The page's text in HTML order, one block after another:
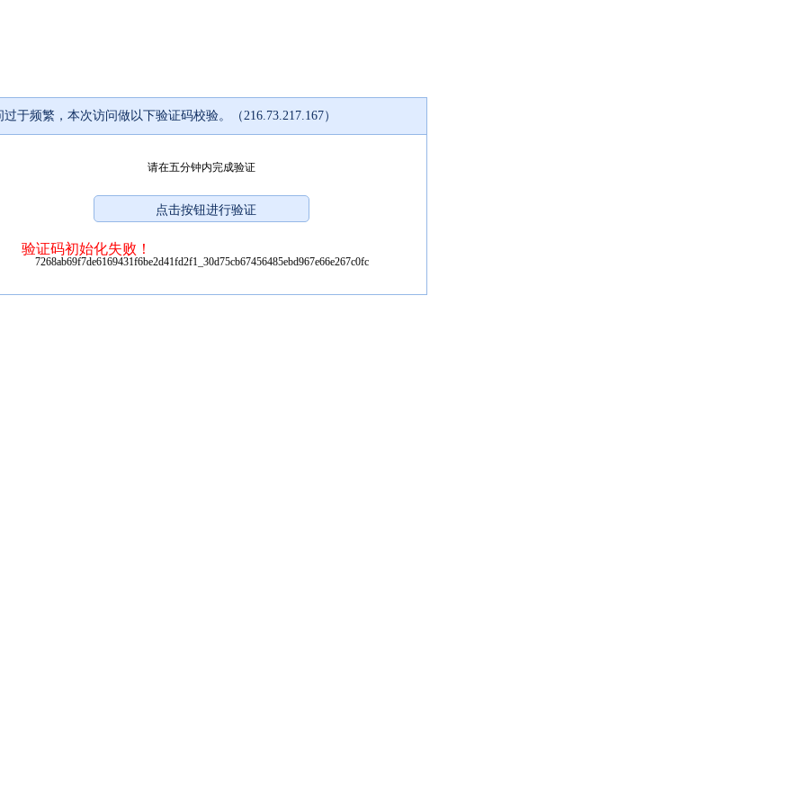
过于频繁，本次访问做以下验证码校验。（216.73.217.167）
请在五分钟内完成验证
验证码初始化失败！
7268ab69f7de6169431f6be2d41fd2f1_30d75cb67456485ebd967e66e267c0fc